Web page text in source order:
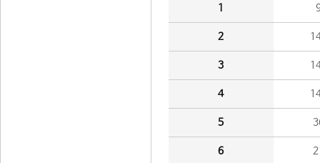
1
2
3
4
5
6